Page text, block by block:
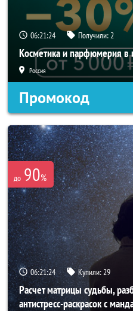
06:21:23 Получили:2
Косметика и парфюмерия в
Россия
Промокод
до 90%
06:21:23 Купили:29
Расчет матрицы судьбы,
антистресс-раскрасок с